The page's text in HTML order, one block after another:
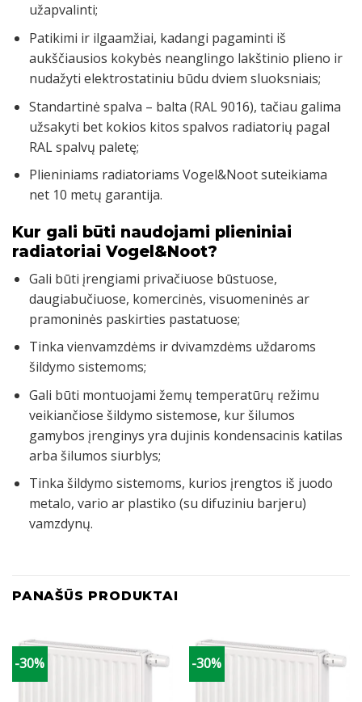
užapvalinti;
Patikimi ir ilgaamžiai, kadangi pagaminti iš
aukščiausios kokybės neanglingo lakštinio plieno ir
nudažyti elektrostatiniu būdu dviem sluoksniais;
Standartinė spalva – balta (RAL 9016), tačiau galima
užsakyti bet kokios kitos spalvos radiatorių pagal
RAL spalvų paletę;
Plieniniams radiatoriams Vogel&Noot suteikiama
net 10 metų garantija.
Kur gali būti naudojami plieniniai
radiatoriai Vogel&Noot?
Gali būti įrengiami privačiuose būstuose,
daugiabučiuose, komercinės, visuomeninės ar
pramoninės paskirties pastatuose;
Tinka vienvamzdėms ir dvivamzdėms uždaroms
šildymo sistemoms;
Gali būti montuojami žemų temperatūrų režimu
veikiančiose šildymo sistemose, kur šilumos
gamybos įrenginys yra dujinis kondensacinis katilas
arba šilumos siurblys;
Tinka šildymo sistemoms, kurios įrengtos iš juodo
metalo, vario ar plastiko (su difuziniu barjeru)
vamzdynų.
PANAŠŪS PRODUKTAI
-30% -30%